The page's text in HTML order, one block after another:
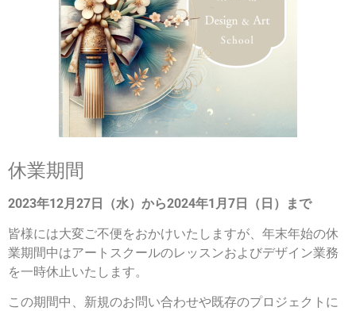
休業期間
2023年12月27日（水）から2024年1月7日（日）まで
皆様には大変ご不便をおかけいたしますが、年末年始の休
業期間中はアートスクールのレッスンおよびデザイン業務
を一時休止いたします。
この期間中、新規のお問い合わせや既存のプロジェクトに